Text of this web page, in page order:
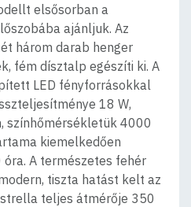
elsősorban a
ajánljuk. Az
három darab henger
fém dísztalp egészíti ki. A
LED fényforrásokkal
18 W,
színhőmérsékletük 4000
kiemelkedően
A természetes fehér
tiszta hatást kelt az
teljes átmérője 350